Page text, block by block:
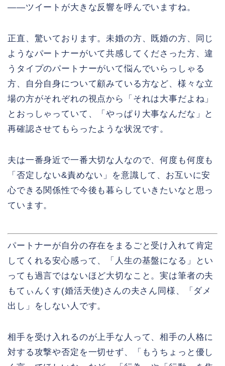
――ツイートが大きな反響を呼んでいますね。
正直、驚いております。未婚の方、既婚の方、同じ
ようなパートナーがいて共感してくださった方、違
うタイプのパートナーがいて悩んでいらっしゃる
方、自分自身について顧みている方など、様々な立
場の方がそれぞれの視点から「それは大事だよね」
とおっしゃっていて、「やっぱり大事なんだな」と
再確認させてもらったような状況です。
夫は一番身近で一番大切な人なので、何度も何度も
「否定しない&責めない」を意識して、お互いに安
心できる関係性で今後も暮らしていきたいなと思っ
ています。
パートナーが自分の存在をまるごと受け入れて肯定
してくれる安心感って、「人生の基盤になる」とい
っても過言ではないほど大切なこと。実は筆者の夫
もてぃんくす(婚活天使)さんの夫さん同様、「ダメ
出し」をしない人です。
相手を受け入れるのが上手な人って、相手の人格に
対する攻撃や否定を一切せず、「もうちょっと優し